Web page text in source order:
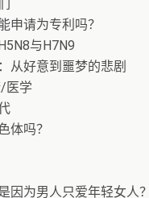
申请为专利吗？
与H7N9
从好意到噩梦的悲剧
医学
体吗？
因为男人只爱年轻女人？